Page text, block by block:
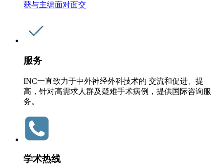
获与主编面对面交
服务
INC一直致力于中外神经外科技术的 交流和促进、提
高，针对高需求人群及疑难手术病例，提供国际咨询服
务。
学术热线